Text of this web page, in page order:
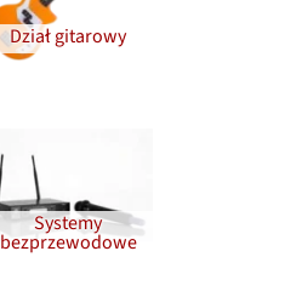
Dział gitarowy
Systemy
bezprzewodowe